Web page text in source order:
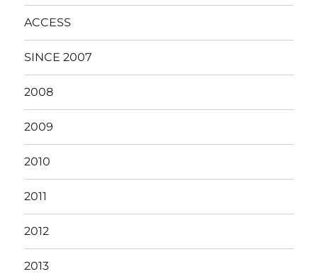
ACCESS
SINCE 2007
2008
2009
2010
2011
2012
2013